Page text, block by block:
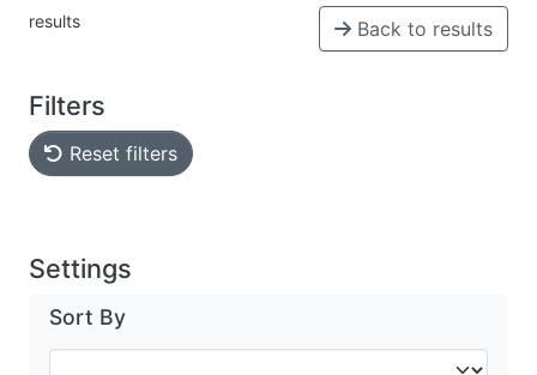
results Back to results
Filters
Reset filters
Settings
Sort By